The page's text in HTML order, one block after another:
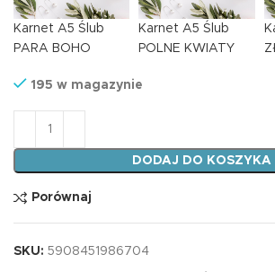
Karnet A5 Ślub
PARA BOHO
Karnet A5 Ślub
POLNE KWIATY
195 w magazynie
DODAJ DO KOSZYKA
Porównaj
SKU: 5908451986704